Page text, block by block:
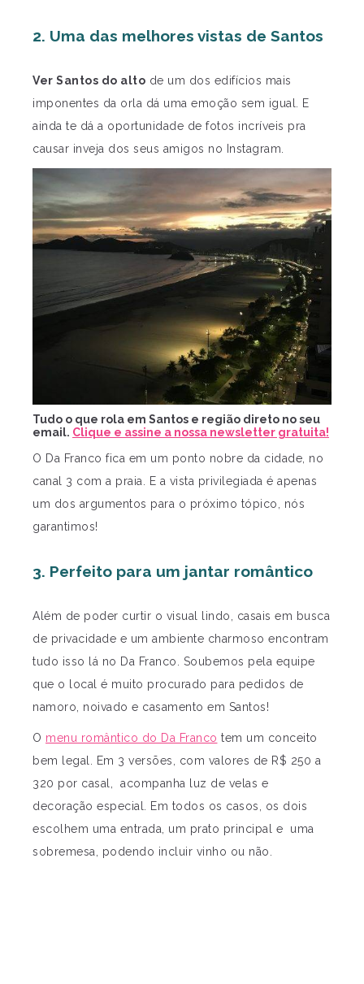
2. Uma das melhores vistas de Santos
Ver Santos do alto de um dos edifícios mais
imponentes da orla dá uma emoção sem igual. E
ainda te dá a oportunidade de fotos incríveis pra
causar inveja dos seus amigos no Instagram.
Tudo o que rola em Santos e região direto no seu
email. Clique e assine a nossa newsletter gratuita!
O Da Franco fica em um ponto nobre da cidade, no
canal 3 com a praia. E a vista privilegiada é apenas
um dos argumentos para o próximo tópico, nós
garantimos!
3. Perfeito para um jantar romântico
Além de poder curtir o visual lindo, casais em busca
de privacidade e um ambiente charmoso encontram
tudo isso lá no Da Franco. Soubemos pela equipe
que o local é muito procurado para pedidos de
namoro, noivado e casamento em Santos!
O menu romântico do Da Franco tem um conceito
bem legal. Em 3 versões, com valores de R$ 250 a
320 por casal, acompanha luz de velas e
decoração especial. Em todos os casos, os dois
escolhem uma entrada, um prato principal e uma
sobremesa, podendo incluir vinho ou não.